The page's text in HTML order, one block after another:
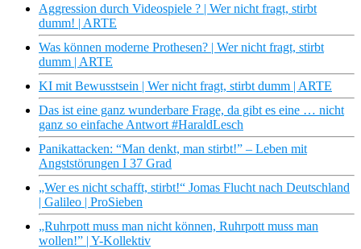
Aggression durch Videospiele ? | Wer nicht fragt, stirbt
dumm! | ARTE
Was können moderne Prothesen? | Wer nicht fragt, stirbt
dumm | ARTE
KI mit Bewusstsein | Wer nicht fragt, stirbt dumm | ARTE
Das ist eine ganz wunderbare Frage, da gibt es eine … nicht
ganz so einfache Antwort #HaraldLesch
Panikattacken: “Man denkt, man stirbt!” – Leben mit
Angststörungen I 37 Grad
„Wer es nicht schafft, stirbt!“ Jomas Flucht nach Deutschland
| Galileo | ProSieben
„Ruhrpott muss man nicht können, Ruhrpott muss man
wollen!” | Y-Kollektiv